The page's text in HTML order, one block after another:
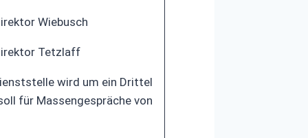
Wiebusch
Tetzlaff
wird um ein Drittel
für Massengespräche von